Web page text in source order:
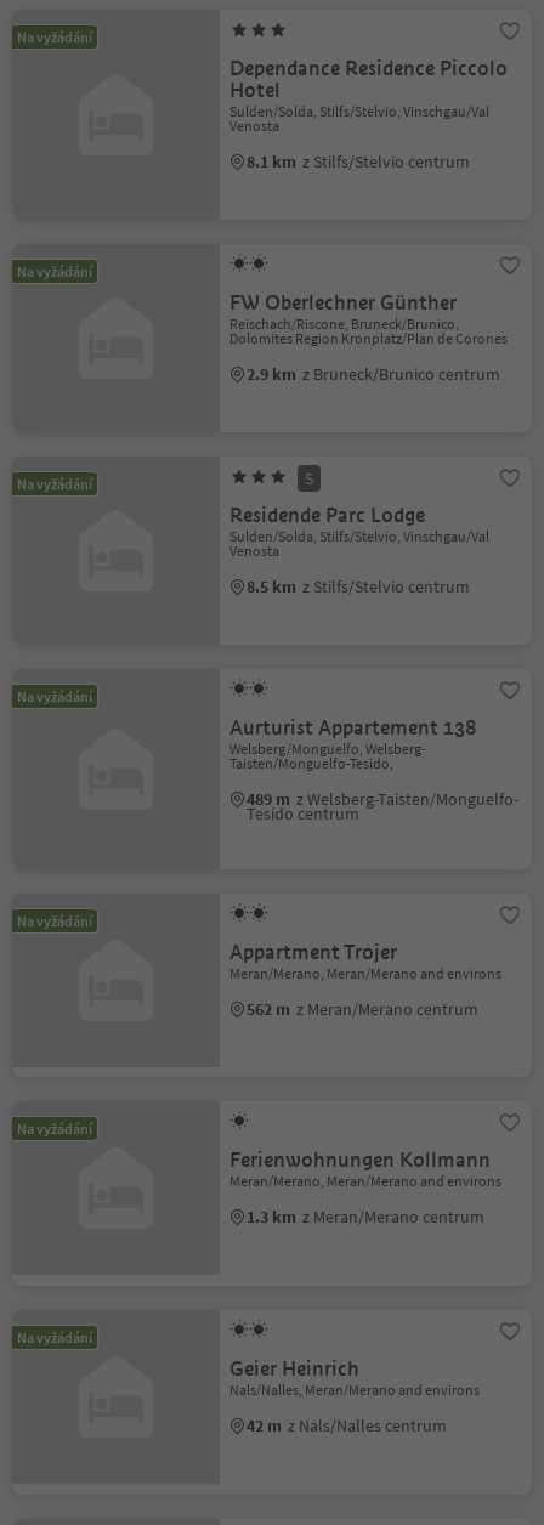
Na vyžádání
Dependance Residence Piccolo
Hotel
Sulden/Solda, Stilfs/Stelvio, Vinschgau/Val
Venosta
8.1 km z Stilfs/Stelvio centrum
Na vyžádání
FW Oberlechner Günther
Reischach/Riscone, Bruneck/Brunico,
Dolomites Region Kronplatz/Plan de Corones
2.9 km z Bruneck/Brunico centrum
Na vyžádání S
Residende Parc Lodge
Sulden/Solda, Stilfs/Stelvio, Vinschgau/Val
Venosta
8.5 km z Stilfs/Stelvio centrum
Na vyžádání
Aurturist Appartement 138
Welsberg/Monguelfo, Welsberg-
Taisten/Monguelfo-Tesido,
489 m z Welsberg-Taisten/Monguelfo-
Tesido centrum
Na vyžádání
Appartment Trojer
Meran/Merano, Meran/Merano and environs
562 m z Meran/Merano centrum
Na vyžádání
Ferienwohnungen Kollmann
Meran/Merano, Meran/Merano and environs
1.3 km z Meran/Merano centrum
Na vyžádání
Geier Heinrich
Nals/Nalles, Meran/Merano and environs
42 m z Nals/Nalles centrum